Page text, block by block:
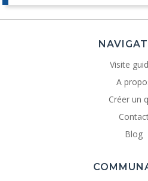
Visite
A
Créer un
Blog